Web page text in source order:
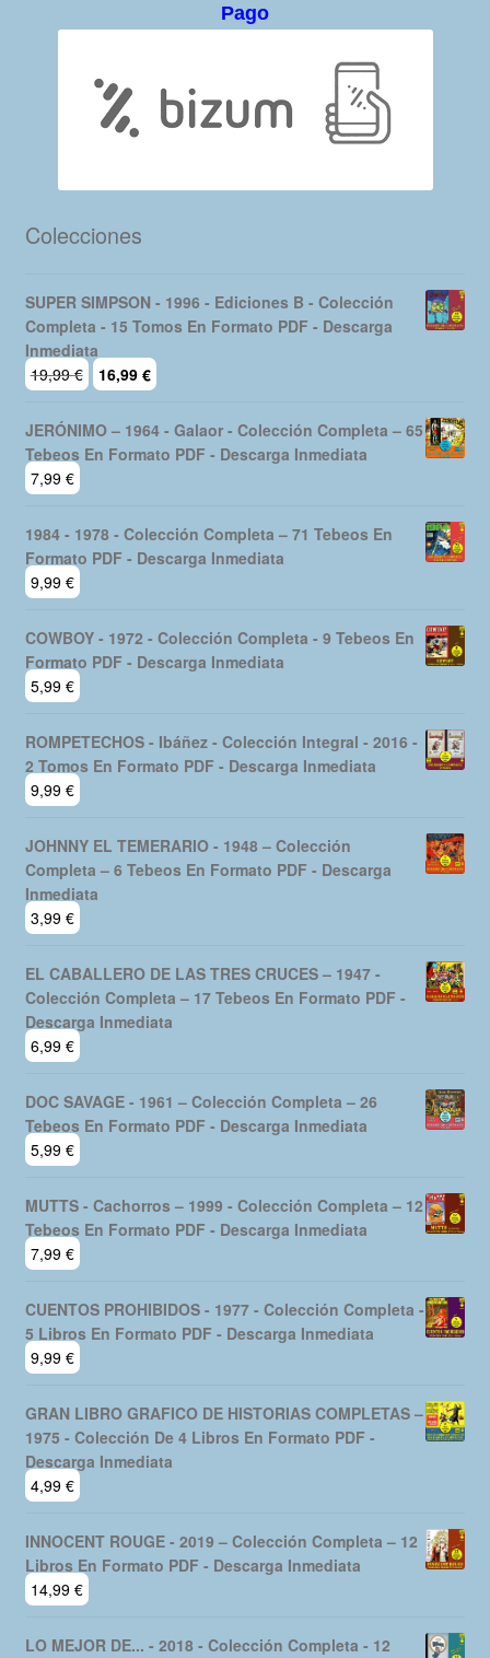
Pago
Colecciones
SUPER SIMPSON - 1996 - Ediciones B - Colección
Completa - 15 Tomos En Formato PDF - Descarga
Inmediata
19,99€
El
precio
original
era:
16,99 €
actual
es:
JERÓNIMO – 1964 - Galaor - Colección Completa – 65
Tebeos En Formato PDF - Descarga Inmediata
7,99 €
1984 - 1978 - Colección Completa – 71 Tebeos En
Formato PDF - Descarga Inmediata
9,99 €
COWBOY - 1972 - Colección Completa - 9 Tebeos En
Formato PDF - Descarga Inmediata
5,99 €
ROMPETECHOS - Ibáñez - Colección Integral - 2016 -
2 Tomos En Formato PDF - Descarga Inmediata
9,99 €
JOHNNY EL TEMERARIO - 1948 – Colección
Completa – 6 Tebeos En Formato PDF - Descarga
Inmediata
3,99 €
EL CABALLERO DE LAS TRES CRUCES – 1947 -
Colección Completa – 17 Tebeos En Formato PDF -
Descarga Inmediata
6,99 €
DOC SAVAGE - 1961 – Colección Completa – 26
Tebeos En Formato PDF - Descarga Inmediata
5,99 €
MUTTS - Cachorros – 1999 - Colección Completa – 12
Tebeos En Formato PDF - Descarga Inmediata
7,99 €
CUENTOS PROHIBIDOS - 1977 - Colección Completa -
5 Libros En Formato PDF - Descarga Inmediata
9,99 €
GRAN LIBRO GRAFICO DE HISTORIAS COMPLETAS –
1975 - Colección De 4 Libros En Formato PDF -
Descarga Inmediata
4,99 €
INNOCENT ROUGE - 2019 – Colección Completa – 12
Libros En Formato PDF - Descarga Inmediata
14,99 €
LO MEJOR DE... - 2018 - Colección Completa - 12